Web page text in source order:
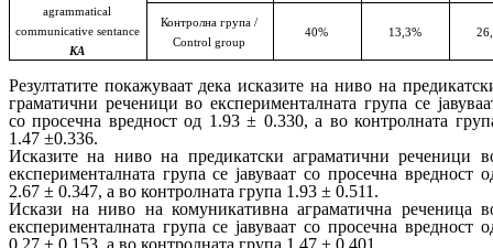
agrammatical
communicative sentance
КА
Контролна група /
Control group
40% 13,3%
Резултатите покажуваат дека исказите на ни­во на
граматични реченици во екс­перименталната група се
со про­сеч­на вредност од 1.93 ± 0.330, а во кон­трол­на­та
1.47 ±0.336.
Исказите на ниво на предикатски агра­ма­тич­ни реченици
експерименталната група се ја­вуваат со просечна вредност
2.67 ± 0.347, а во контролната група 1.93 ± 0.511.
Искази на ниво на комуникативна агра­ма­тич­на реченица
експерименталната група се јавуваат со просечна вредност